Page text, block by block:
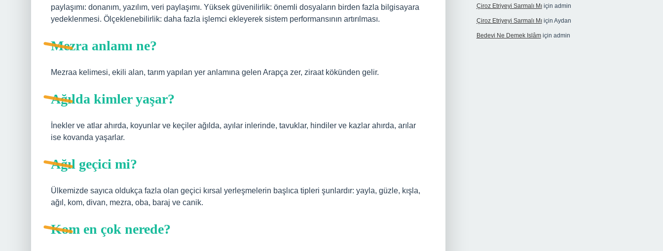
paylaşımı: donanım, yazılım, veri paylaşımı. Yüksek güvenilirlik: önemli dosyaların birden fazla bilgisayara
yedeklenmesi. Ölçeklenebilirlik: daha fazla işlemci ekleyerek sistem performansının artırılması.
Mezra anlamı ne?
Mezraa kelimesi, ekili alan, tarım yapılan yer anlamına gelen Arapça zer, ziraat kökünden gelir.
Ağılda kimler yaşar?
İnekler ve atlar ahırda, koyunlar ve keçiler ağılda, ayılar inlerinde, tavuklar, hindiler ve kazlar ahırda, arılar
ise kovanda yaşarlar.
Ağıl geçici mi?
Ülkemizde sayıca oldukça fazla olan geçici kırsal yerleşmelerin başlıca tipleri şunlardır: yayla, güzle, kışla,
ağıl, kom, divan, mezra, oba, baraj ve canik.
Kom en çok nerede?
Çiroz Etriyeyi Sarmalı Mıiçin admin
Çiroz Etriyeyi Sarmalı Mıiçin Aydan
Bedevi Ne Demek Islâmiçin admin